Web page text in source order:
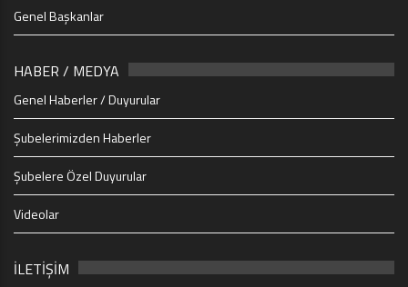
Genel Başkanlar
HABER / MEDYA
Genel Haberler / Duyurular
Şubelerimizden Haberler
Şubelere Özel Duyurular
Videolar
İLETİŞİM